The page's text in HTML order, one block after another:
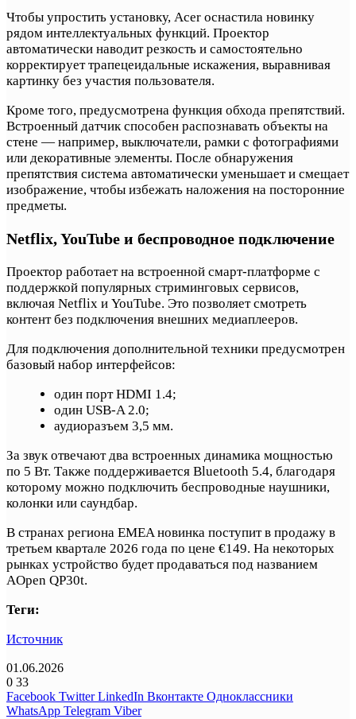
Чтобы упростить установку, Acer оснастила новинку
рядом интеллектуальных функций. Проектор
автоматически наводит резкость и самостоятельно
корректирует трапецеидальные искажения, выравнивая
картинку без участия пользователя.
Кроме того, предусмотрена функция обхода препятствий.
Встроенный датчик способен распознавать объекты на
стене — например, выключатели, рамки с фотографиями
или декоративные элементы. После обнаружения
препятствия система автоматически уменьшает и смещает
изображение, чтобы избежать наложения на посторонние
предметы.
Netflix, YouTube и беспроводное подключение
Проектор работает на встроенной смарт-платформе с
поддержкой популярных стриминговых сервисов,
включая Netflix и YouTube. Это позволяет смотреть
контент без подключения внешних медиаплееров.
Для подключения дополнительной техники предусмотрен
базовый набор интерфейсов:
один порт HDMI 1.4;
один USB-A 2.0;
аудиоразъем 3,5 мм.
За звук отвечают два встроенных динамика мощностью
по 5 Вт. Также поддерживается Bluetooth 5.4, благодаря
которому можно подключить беспроводные наушники,
колонки или саундбар.
В странах региона EMEA новинка поступит в продажу в
третьем квартале 2026 года по цене €149. На некоторых
рынках устройство будет продаваться под названием
AOpen QP30t.
Теги:
Источник
01.06.2026
0 33
Facebook Twitter LinkedIn Вконтакте Одноклассники
WhatsApp Telegram Viber